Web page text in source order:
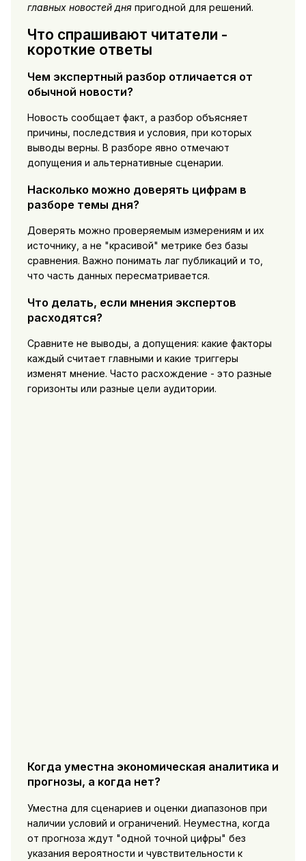
главных новостей дняпригодной для решений.
Что спрашивают читатели -
короткие ответы
Чем экспертный разбор отличается от
обычной новости?
Новость сообщает факт, а разбор объясняет
причины, последствия и условия, при которых
выводы верны. В разборе явно отмечают
допущения и альтернативные сценарии.
Насколько можно доверять цифрам в
разборе темы дня?
Доверять можно проверяемым измерениям и их
источнику, а не "красивой" метрике без базы
сравнения. Важно понимать лаг публикаций и то,
что часть данных пересматривается.
Что делать, если мнения экспертов
расходятся?
Сравните не выводы, а допущения: какие факторы
каждый считает главными и какие триггеры
изменят мнение. Часто расхождение - это разные
горизонты или разные цели аудитории.
Когда уместна экономическая аналитика и
прогнозы, а когда нет?
Уместна для сценариев и оценки диапазонов при
наличии условий и ограничений. Неуместна, когда
от прогноза ждут "одной точной цифры" без
указания вероятности и чувствительности к